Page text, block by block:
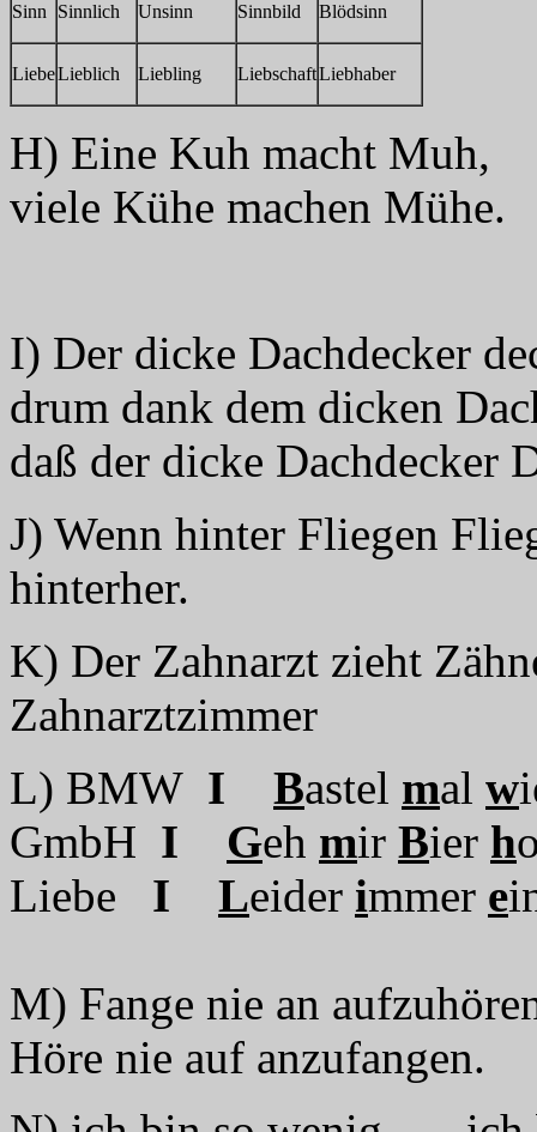
Sinn Sinnlich Unsinn Sinnbild Blödsinn
LiebeLieblich Liebling LiebschaftLiebhaber
H) Eine Kuh macht Muh,
viele Kühe machen Mühe.
I) Der dicke Dachdecker
drum dank dem dicken
daß der dicke Dachdecker
J) Wenn hinter Fliegen
hinterher.
K) Der Zahnarzt zieht
Zahnarztzimmer
L) BMW I Bastel mal w
GmbH I Geh mir Bier h
Liebe I Leider immer e
M) Fange nie an
Höre nie auf anzufangen.